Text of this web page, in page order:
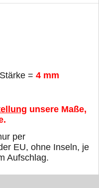
= 4 mm
unsere Maße,
per
EU, ohne Inseln, je
Aufschlag.